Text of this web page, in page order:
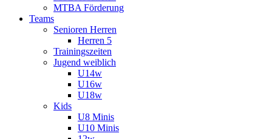
MTBA Förderung
Teams
Senioren Herren
Herren 5
Trainingszeiten
Jugend weiblich
U14w
U16w
U18w
Kids
U8 Minis
U10 Minis